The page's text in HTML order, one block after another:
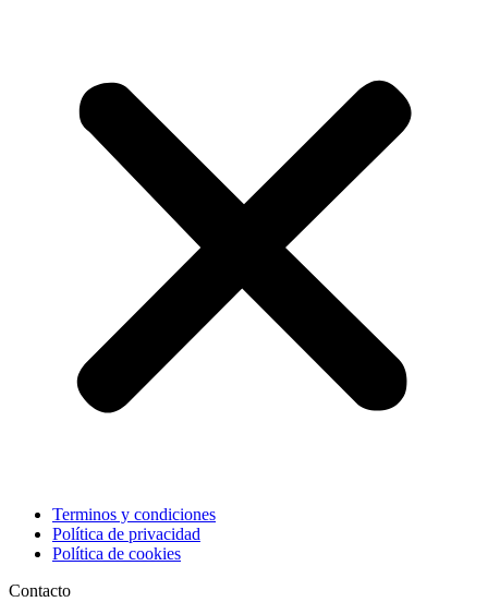
Terminos y condiciones
Política de privacidad
Política de cookies
Contacto